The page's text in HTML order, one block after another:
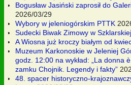
Bogusław Jasiński zaprosił do
2026/03/29
Wybory w jeleniogórskim PTTK
Sudecki Biwak Zimowy w
A Wiosna już kroczy białym od
Muzeum Karkonoskie w Jeleniej
godz. 12:00 na wykład: „La donna
zamku Chojnik. Legendy i fakty”
48. spacer historyczno-